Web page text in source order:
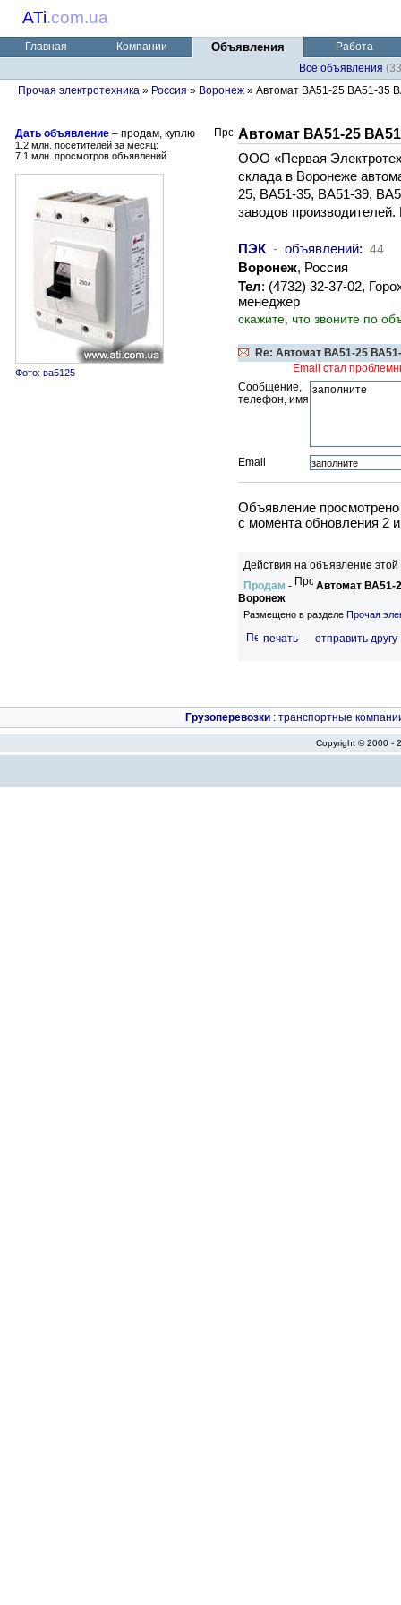
ATi.com.ua
Главная Компании Объявления
Работа
Все объявления
Прочая электротехника » Россия » Воронеж » Автомат ВА51-25 ВА51-35
Дать объявление – продам, куплю
1.2 млн. посетителей за месяц:
7.1 млн. просмотров объявлений
Фото: ва5125
Автомат ВА51-25
ООО «Первая
склада в Воронеже
25, ВА51-35, ВА51-39,
заводов
ПЭК - объявлений: 44
Воронеж, Россия
Тел: (4732) 32-37-02,
менеджер
скажите, что звоните по
Re: Автомат ВА51-25
Email стал
Сообщение,
телефон, имя
Email
Объявление просмотрено
c момента обновления 2
Действия на объявление
Продам -
Автомат ВА51-
Воронеж
Размещено в разделе Прочая
печать - отправить другу
Грузоперевозки : транспортные
Copyright © 2000 -